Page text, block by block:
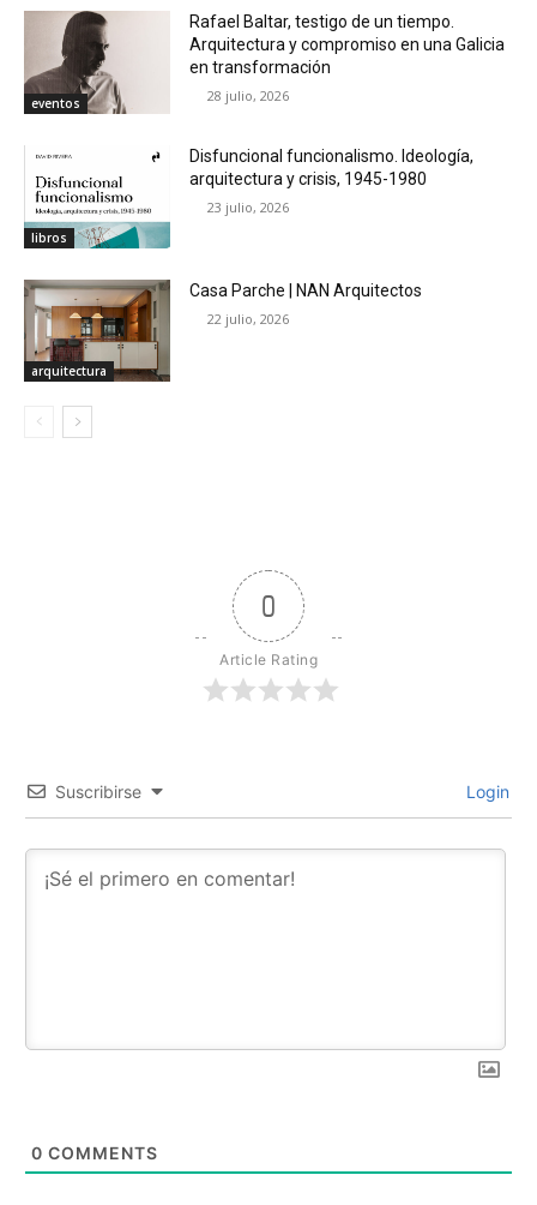
eventos
Rafael Baltar, testigo de un tiempo.
Arquitectura y compromiso en una Galicia
en transformación
28 julio, 2026
libros
Disfuncional funcionalismo. Ideología,
arquitectura y crisis, 1945-1980
23 julio, 2026
arquitectura
Casa Parche | NAN Arquitectos
22 julio, 2026
0
Article Rating
Suscribirse Login
0 COMMENTS